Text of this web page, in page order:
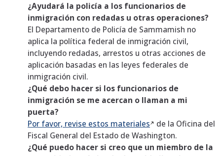
¿Ayudará la policía a los funcionarios de
inmigración con redadas u otras operaciones?
El Departamento de Policía de Sammamish no
aplica la política federal de inmigración civil,
incluyendo redadas, arrestos u otras acciones de
aplicación basadas en las leyes federales de
inmigración civil.
¿Qué debo hacer si los funcionarios de
inmigración se me acercan o llaman a mi
puerta?
Por favor, revise estos materiales
de la Oficina del
Fiscal General del Estado de Washington.
¿Qué puedo hacer si creo que un miembro de la